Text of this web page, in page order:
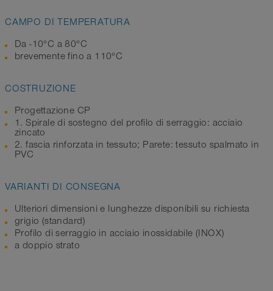
CAMPO DI TEMPERATURA
Da -10°C a 80°C
brevemente fino a 110°C
COSTRUZIONE
Progettazione CP
1. Spirale di sostegno del profilo di serraggio: acciaio
zincato
2. fascia rinforzata in tessuto; Parete: tessuto spalmato in
PVC
VARIANTI DI CONSEGNA
Ulteriori dimensioni e lunghezze disponibili su richiesta
grigio (standard)
Profilo di serraggio in acciaio inossidabile (INOX)
a doppio strato